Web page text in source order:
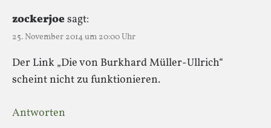
zockerjoesagt:
25. November 2014 um 20:00 Uhr
Der Link „Die von Burkhard Müller-Ullrich“
scheint nicht zu funktionieren.
Antworten